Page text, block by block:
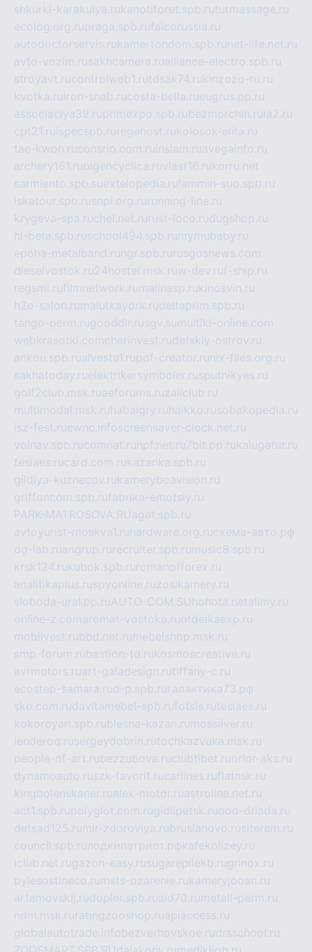
shkurki-karakulya.rukanotiforet.spb.rututmassage.ru
ecolog.org.rupraga.spb.rufalcorussia.ru
autodoctorservis.rukamertondom.spb.ru net-life.net.ru
avto-vozim.rusakhcamera.rualliance-electro.spb.ru
stroyavt.rucontrolweb1.rutdsak74.rukinzozo-ru.ru
kvotka.ru iron-snab.rucosta-bella.rueugrus.pp.ru
associaciya39.ruprimexpo.spb.rubezmorchin.ru ia2.ru
cpt21.ru ispecspb.ru regahost.rukolosok-elita.ru
tae-kwon.ruconsrio.com.ru insiam.ruavegainfo.ru
archery161.rubigencyclica.ruvlast16.rukorru.net
sarmiento.spb.suextelopedia.ru lammin-suo.spb.ru
iskatour.spb.rusnpi.org.ru running-line.ru
krygeva-spa.ruchel.net.ru rust-loco.rudugshop.ru
hl-beta.spb.ruschool494.spb.ru mymubaby.ru
epoha-metalband.ru ngr.spb.ru rusgosnews.com
dieselvostok.ru24hostel.msk.ruw-dev.ruf-ship.ru
regsmi.rufilmnetwork.ru malinasp.rukinosvin.ru
h2o-salon.ru malutkayork.rudeltaprim.spb.ru
tango-perm.rugooddir.rusgv.su multiki-online.com
webkrasotki.comcherinvest.rudetskiy-ostrov.ru
ankou.spb.rualvesta1.rupdf-creator.ru nix-files.org.ru
sakhatoday.ruelektrikersymboler.rusputnikyes.ru
golf2club.msk.ruaeforums.ruzallclub.ru
multimodal.msk.ru habaigry.ru haikko.rusobakopedia.ru
isz-fest.ruewnc.infoscreensaver-clock.net.ru
volnav.spb.rucomnat.ru npf.net.ru7bit.pp.rukalugatur.ru
tesiaes.rucard.com.rukazanka.spb.ru
gildiya-kuznecov.rukameryboavision.ru
griffoncom.spb.rufabrika-emotsiy.ru
PARK-MATROSOVA.RUagat.spb.ru
avtoyurist-moskva1.ru hardware.org.ruсхема-авто.рф
dg-lab.ruangrup.ru recruiter.spb.ru music8.spb.ru
krsk124.rukubok.spb.ru romanofforex.ru
analitikaplus.ruspyonline.ruzosikamery.ru
sloboda-ural.pp.ruAUTO-COM.SU hohota.netalimy.ru
online-z.comaromat-vostoka.ruotdelkaexp.ru
mobilvest.rubbd.net.ru mebelshop.msk.ru
smp-forum.rubastion-td.rukosmoscreative.ru
avrmotors.ruart-galadesign.rutiffany-c.ru
ecostep-samara.rud-p.spb.ru галактика73.рф
sko.com.rudavitamebel-spb.rufotsis.rutesiaes.ru
kokoroyari.spb.rublesna-kazan.ru mossilver.ru
lenderoq.rusergeydobrin.rutochkazvuka.msk.ru
people-of-art.rubezzubova.ruclubtibet.ruorior-aks.ru
dynamoauto.ruszk-favorit.rucarlines.ruflatnsk.ru
kingbolenskaner.rualex-motor.ruastroline.net.ru
act1.spb.rupolyglot.com.rugidlipetsk.ruooo-driada.ru
detsad125.ru mir-zdoroviya.rubruslanovo.rusiterem.ru
council.spb.ruлодкипатриот.рфkafekolizey.ru
iclub.net.rugazon-easy.rusugarepilekb.rugrinox.ru
pylesostineco.ru msts-ozarenie.rukameryjooan.ru
artemovskij.rudopler.spb.ruaid70.ru metall-perm.ru
ndm.msk.ru ratingzooshop.ruapiaccess.ru
globalautotrade.info bezverhovskoe.rudrsschool.ru